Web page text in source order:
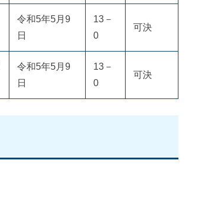
令和5年5月9
日
13－
0
可決
令和5年5月9
日
13－
0
可決